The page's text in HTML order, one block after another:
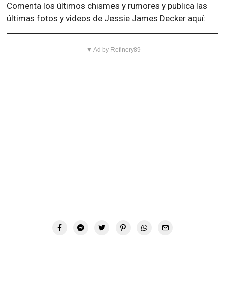
Comenta los últimos chismes y rumores y publica las
últimas fotos y videos de Jessie James Decker aquí:
▼ Ad by Refinery89